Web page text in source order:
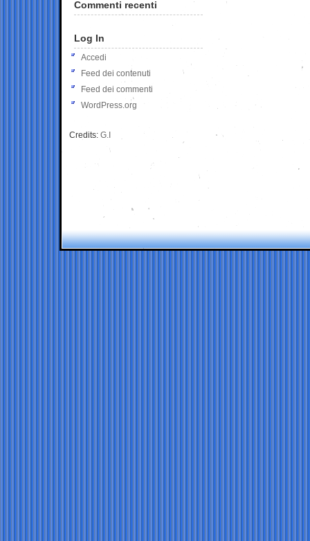
Commenti recenti
Log In
Accedi
Feed dei contenuti
Feed dei commenti
WordPress.org
Credits: G.I